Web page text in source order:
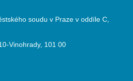
soudu v Praze v oddíle C,
Vinohrady, 101 00